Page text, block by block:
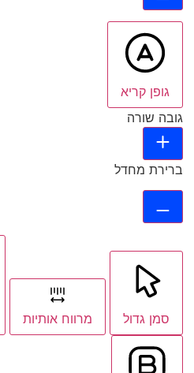
גופן קריא
גובה שורה
ברירת מחדל
סמן גדול מרווח אותיות